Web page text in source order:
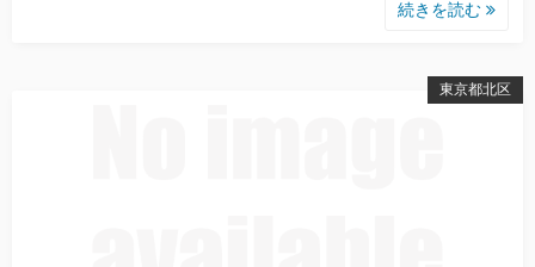
続きを読む
東京都北区